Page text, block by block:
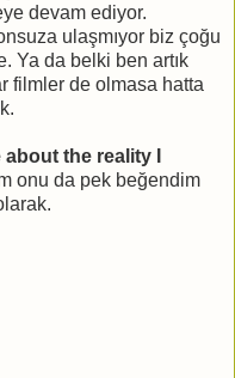
devam ediyor.
ulaşmıyor biz çoğu
Ya da belki ben artık
filmler de olmasa hatta
the reality I
onu da pek beğendim